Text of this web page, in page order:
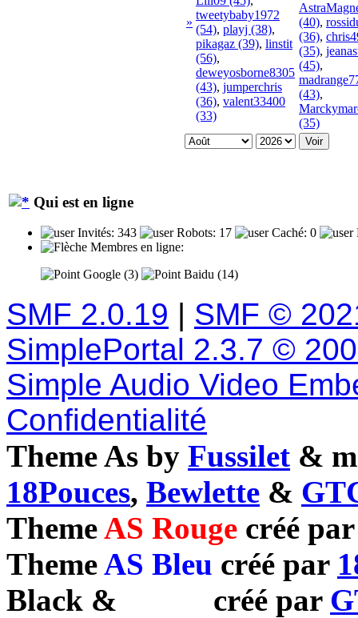
»
tweetybaby1972
(54), playj (38),
pikagaz (39), linstit
(56),
deweyosborne8305
(43), jumperchris
(36), valent33400
(33)
(40),
(36),
(35),
(45),
(43),
(35)
Qui est en ligne
Invités: 343 Robots: 17 Caché: 0
Membres en ligne:
Google (3)
Baidu (14)
SMF 2.0.19 | SMF ©
SimplePortal 2.3.7 ©
Simple Audio Video
Confidentialité
Theme As by Fussilet &
18Pouces, Bewlette &
ThemeAS Rouge créé
ThemeAS Bleu créé par
Black & créé par